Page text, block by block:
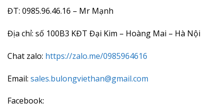
ĐT: 0985.96.46.16 – Mr Mạnh
Địa chỉ: số 100B3 KĐT Đại Kim – Hoàng Mai – Hà Nội
Chat zalo: https://zalo.me/0985964616
Email: sales.bulongviethan@gmail.com
Facebook: